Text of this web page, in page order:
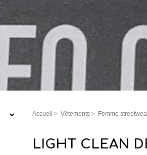
Accueil > Vêtements > Femme
LIGHT CLEAN